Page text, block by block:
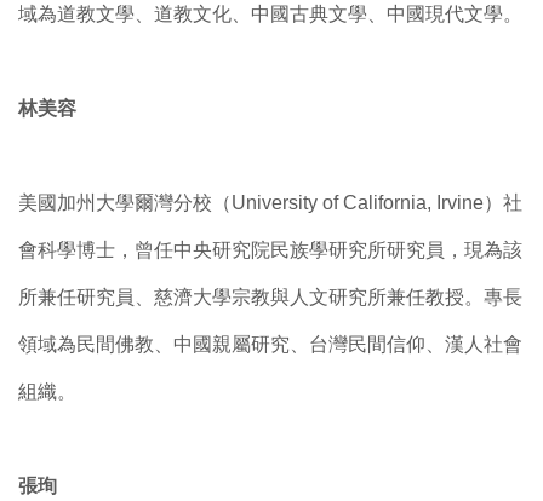
域為道教文學、道教文化、中國古典文學、中國現代文學。
林美容
美國加州大學爾灣分校（University of California, Irvine）社
會科學博士，曾任中央研究院民族學研究所研究員，現為該
所兼任研究員、慈濟大學宗教與人文研究所兼任教授。專長
領域為民間佛教、中國親屬研究、台灣民間信仰、漢人社會
組織。
張珣